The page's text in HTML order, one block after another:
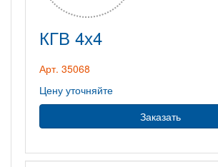
КГВ 4х4
Арт. 35068
Цену уточняйте
Заказать